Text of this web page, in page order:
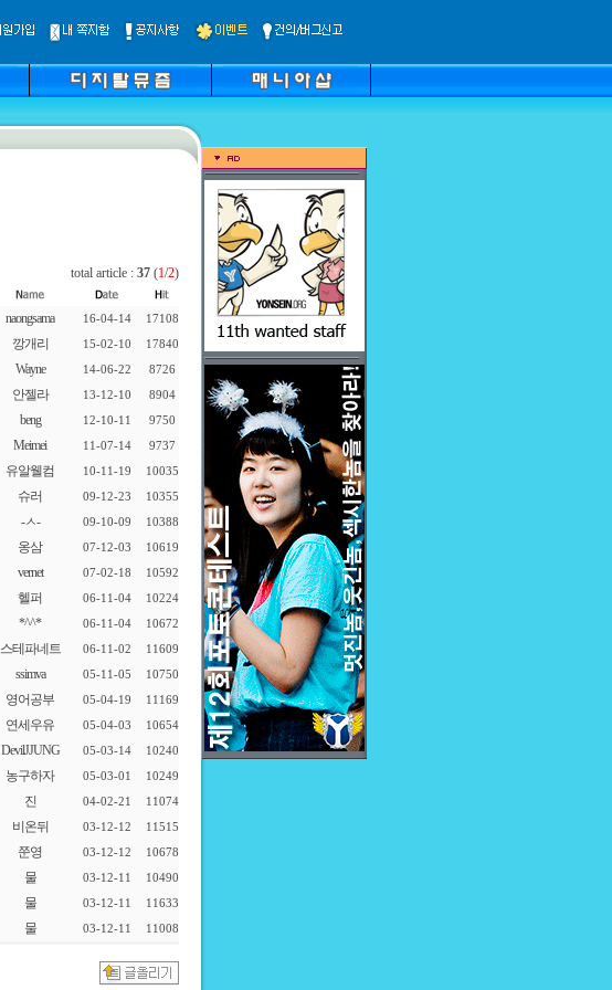
total article : 37 (1/2)
naongsama 16-04-14 17108
깡개리 15-02-10 17840
Wayne 14-06-22 8726
안젤라 13-12-10 8904
beng 12-10-11 9750
Meimei 11-07-14 9737
유알웰컴 10-11-19 10035
슈러 09-12-23 10355
-ㅅ- 09-10-09 10388
옹삼 07-12-03 10619
vernet 07-02-18 10592
헬퍼 06-11-04 10224
*^^* 06-11-04 10672
스테파네트 06-11-02 11609
ssimva 05-11-05 10750
영어공부 05-04-19 11169
연세우유 05-04-03 10654
DevilJJUNG 05-03-14 10240
농구하자 05-03-01 10249
진 04-02-21 11074
비온뒤 03-12-12 11515
쭌영 03-12-12 10678
물 03-12-11 10490
물 03-12-11 11633
물 03-12-11 11008